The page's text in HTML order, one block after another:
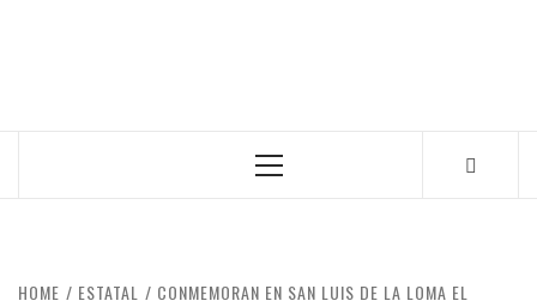
Primary
HOME ESTATAL
CONMEMORAN EN SAN LUIS DE LA LOMA EL